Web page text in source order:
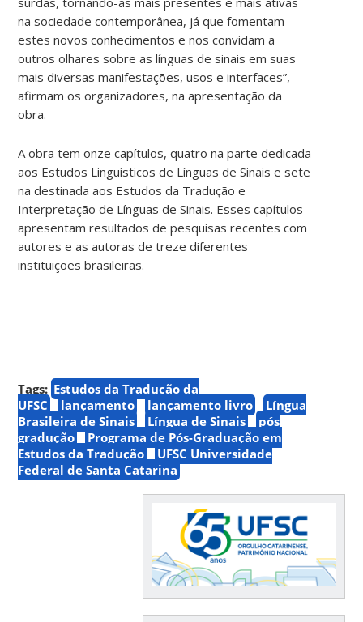
na sociedade contemporânea, já que fomentam
estes novos conhecimentos e nos convidam a
outros olhares sobre as línguas de sinais em suas
mais diversas manifestações, usos e interfaces”,
afirmam os organizadores, na apresentação da
obra.
A obra tem onze capítulos, quatro na parte dedicada
aos Estudos Linguísticos de Línguas de Sinais e sete
na destinada aos Estudos da Tradução e
Interpretação de Línguas de Sinais. Esses capítulos
apresentam resultados de pesquisas recentes com
autores e as autoras de treze diferentes
instituições brasileiras.
Tags: Estudos da Tradução da
UFSC
lançamento lançamento livro
Língua
Brasileira de Sinais
Língua de Sinais
pós
gradução
Programa de Pós-Graduação em
Estudos da Tradução
UFSC Universidade
Federal de Santa Catarina